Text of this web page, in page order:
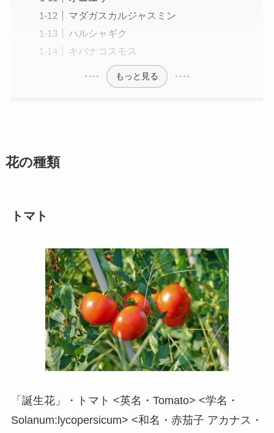
マダガスカルジャスミン
ハルシャギク
キバナコスモス
もっと見る
花の種類
トマト
「誕生花」・トマト <英名・Tomato> <学名・
Solanum:lycopersicum> <和名・赤茄子 アカナス・